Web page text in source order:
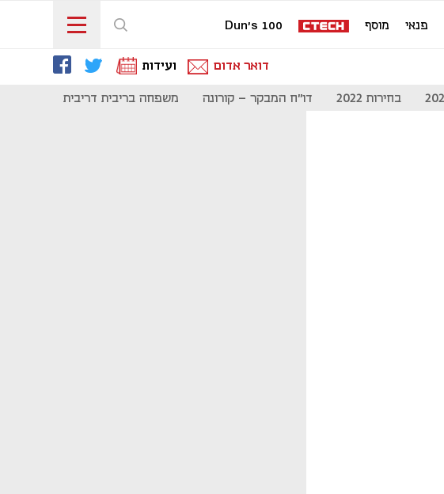
פנאי מוסף Dun's 100
דואר אדום ועידות
בחירות 2022 דו"ח המבקר - קורונה משפחה בריבית דריבית